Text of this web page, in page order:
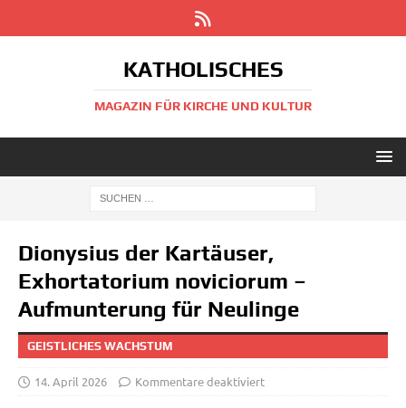
KATHOLISCHES
MAGAZIN FÜR KIRCHE UND KULTUR
Dionysius der Kartäuser,
Exhortatorium noviciorum –
Aufmunterung für Neulinge
GEISTLICHES WACHSTUM
14. April 2026 Kommentare deaktiviert